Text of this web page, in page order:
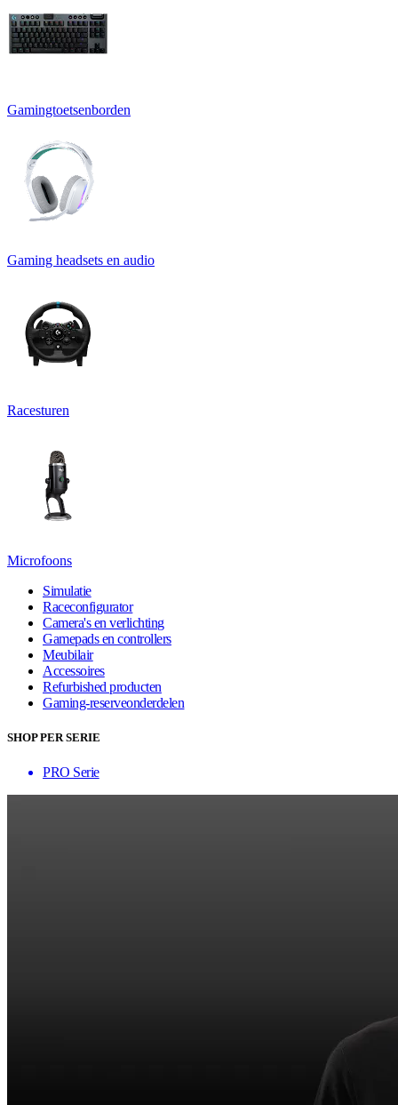
Gamingtoetsenborden
Gaming headsets en audio
Racesturen
Microfoons
Simulatie
Raceconfigurator
Camera's en verlichting
Gamepads en controllers
Meubilair
Accessoires
Refurbished producten
Gaming-reserveonderdelen
SHOP PER SERIE
PRO Serie